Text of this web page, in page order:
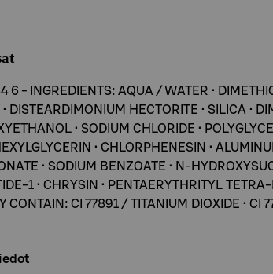
6 - INGREDIENTS: AQUA / WATER •
• DISTEARDIMONIUM HECTORITE • SILICA •
• SODIUM CHLORIDE •
• CHLORPHENESIN •
• SODIUM BENZOATE • N-
1 • CHRYSIN • PENTAERYTHRITYL
CONTAIN: CI 77891 / TITANIUM DIOXIDE •